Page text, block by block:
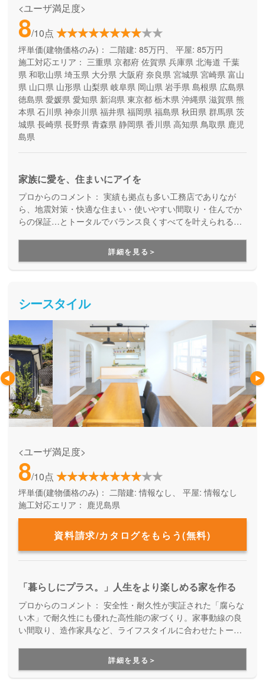
<ユーザ満足度>
8/10点
坪単価(建物価格のみ)： 二階建: 85万円、 平屋: 85万円
施工対応エリア： 三重県 京都府 佐賀県 兵庫県 北海道 千葉
県 和歌山県 埼玉県 大分県 大阪府 奈良県 宮城県 宮崎県 富山
県 山口県 山形県 山梨県 岐阜県 岡山県 岩手県 島根県 広島県
徳島県 愛媛県 愛知県 新潟県 東京都 栃木県 沖縄県 滋賀県 熊
本県 石川県 神奈川県 福井県 福岡県 福島県 秋田県 群馬県 茨
城県 長崎県 長野県 青森県 静岡県 香川県 高知県 鳥取県 鹿児
島県
家族に愛を、住まいにアイを
プロからのコメント： 実績も拠点も多い工務店でありなが
ら、地震対策・快適な住まい・使いやすい間取り・住んでか
らの保証…とトータルでバランス良くすべてを叶えられる家
用できる間取り提案も得意なので、末長く安心して暮らせる
住まいをお求めの方、安心できるプロにまるっとお任せした
い方にもお勧めしています。
詳細を見る＞
シースタイル
<ユーザ満足度>
8/10点
坪単価(建物価格のみ)： 二階建: 情報なし、 平屋: 情報なし
施工対応エリア： 鹿児島県
資料請求/カタログをもらう(無料)
「暮らしにプラス。」人生をより楽しめる家を作る
プロからのコメント： 安全性・耐久性が実証された「腐らな
い木」で耐久性にも優れた高性能の家づくり。家事動線の良
い間取り、造作家具など、ライフスタイルに合わせたトータ
上実績があります。もちろん屋上のない家も実績豊富。リフ
ォームを専門とするグループ会社があり、建てた後も安心し
てお任せいただけます。
詳細を見る＞